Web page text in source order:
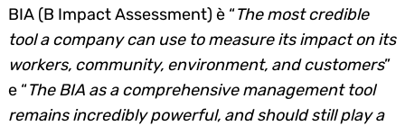
BIA (B Impact Assessment) è “The most credible
tool a company can use to measure its impact on its
workers, community, environment, and customers”
e “The BIA as a comprehensive management tool
remains incredibly powerful, and should still play a